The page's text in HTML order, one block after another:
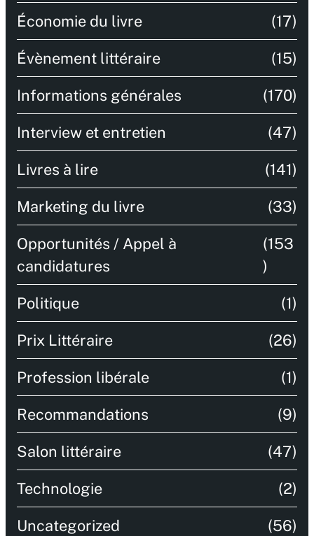
Économie du livre (17)
Évènement littéraire (15)
Informations générales (170)
Interview et entretien (47)
Livres à lire (141)
Marketing du livre (33)
Opportunités / Appel à
candidatures
(153
)
Politique (1)
Prix Littéraire (26)
Profession libérale (1)
Recommandations (9)
Salon littéraire (47)
Technologie (2)
Uncategorized (56)